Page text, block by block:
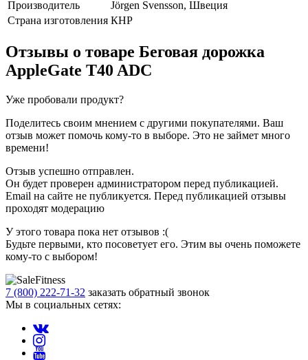
Производитель
Jörgen Svensson, Швеция
Страна изготовления КНР
Отзывы о товаре Беговая дорожка
AppleGate T40 ADC
Уже пробовали продукт?
Поделитесь своим мнением с другими покупателями. Ваш
отзыв может помочь кому-то в выборе. Это не займет много
времени!
Отзыв успешно отправлен.
Он будет проверен администратором перед публикацией.
Email на сайте не публикуется. Перед публикацией отзывы
проходят модерацию
У этого товара пока нет отзывов :(
Будьте первыми, кто посоветует его. Этим вы очень поможете
кому-то с выбором!
7 (800) 222-71-32 заказать обратный звонок
Мы в социальных сетях: